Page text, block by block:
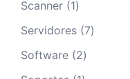
Scanner 11
producto
Servidores 77
Software 22
productos